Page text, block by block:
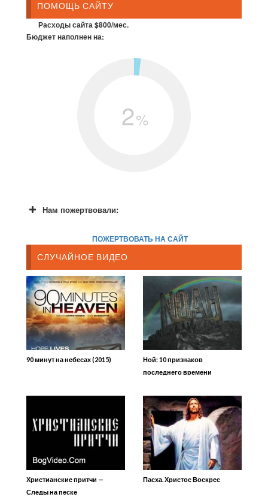
ПОМОЩЬ САЙТУ
Расходы сайта $800/мес.
Бюджет наполнен на:
2%
Нам пожертвовали:
ПОЖЕРТВОВАТЬ НА САЙТ
СЛУЧАЙНОЕ ВИДЕО
90 минут на небесах (2015)
Ной: 10 признаков
последнего времени
Христианские притчи —
Следы на песке
Пасха. Христос Воскрес